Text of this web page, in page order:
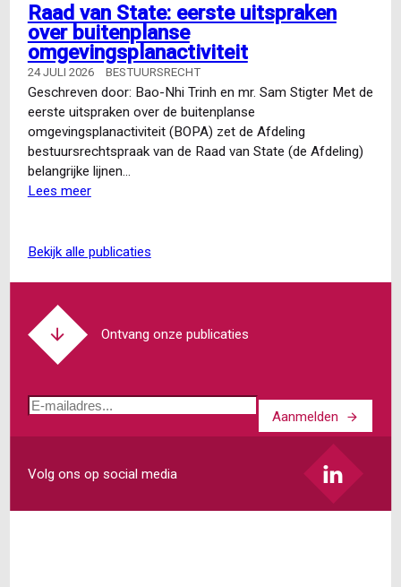
A-
G
Snijders:
dispositieschade
en
de
‘derde
stap’
van
het
Raad van State: eerste uitspraken
over buitenplanse
omgevingsplanactiviteit
24 JULI 2026 BESTUURSRECHT
Geschreven door: Bao-Nhi Trinh en mr. Sam Stigter Met de
eerste uitspraken over de buitenplanse
omgevingsplanactiviteit (BOPA) zet de Afdeling
bestuursrechtspraak van de Raad van State (de Afdeling)
belangrijke lijnen…
Lees meerover
State:
buitenplanse
bekijk alle publicaties
Ontvang onze publicaties
E-
Aanmelden
Volg ons op social media